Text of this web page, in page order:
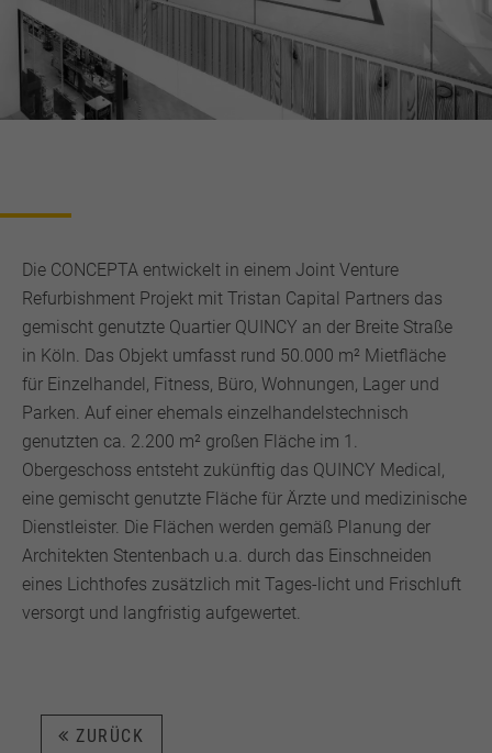
Die CONCEPTA entwickelt in einem Joint Venture
Refurbishment Projekt mit Tristan Capital Partners das
gemischt genutzte Quartier QUINCY an der Breite Straße
in Köln. Das Objekt umfasst rund 50.000 m² Mietfläche
für Einzelhandel, Fitness, Büro, Wohnungen, Lager und
Parken. Auf einer ehemals einzelhandelstechnisch
genutzten ca. 2.200 m² großen Fläche im 1.
Obergeschoss entsteht zukünftig das QUINCY Medical,
eine gemischt genutzte Fläche für Ärzte und medizinische
Dienstleister. Die Flächen werden gemäß Planung der
Architekten Stentenbach u.a. durch das Einschneiden
eines Lichthofes zusätzlich mit Tages-licht und Frischluft
versorgt und langfristig aufgewertet.
ZURÜCK